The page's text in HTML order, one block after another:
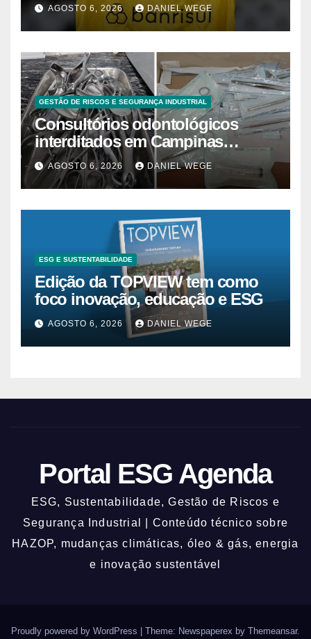
AGOSTO 6, 2026 DANIEL WEGE
GESTÃO DE RISCOS E SEGURANÇA INDUSTRIAL
Consultórios odontológicos
interditados em Campinas
superam 2025
AGOSTO 6, 2026 DANIEL WEGE
ESG E SUSTENTABILIDADE
Edição da TOPVIEW tem como
foco inovação, educação e ESG
AGOSTO 6, 2026 DANIEL WEGE
Portal ESG Agenda
ESG, Sustentabilidade, Gestão de Riscos e
Segurança Industrial | Conteúdo técnico sobre
HAZOP, mudanças climáticas, óleo & gás, energia
e inovação sustentável
Proudly powered by WordPress | Theme: Newspaperex by Themeansar.